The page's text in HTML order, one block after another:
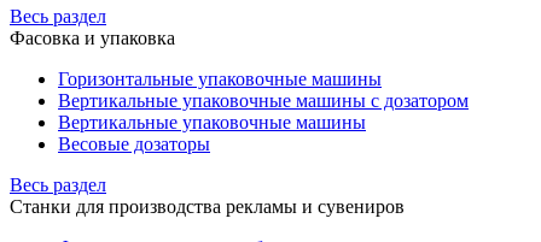
Весь раздел
Фасовка и упаковка
Горизонтальные упаковочные машины
Вертикальные упаковочные машины с дозатором
Вертикальные упаковочные машины
Весовые дозаторы
Весь раздел
Станки для производства рекламы и сувениров